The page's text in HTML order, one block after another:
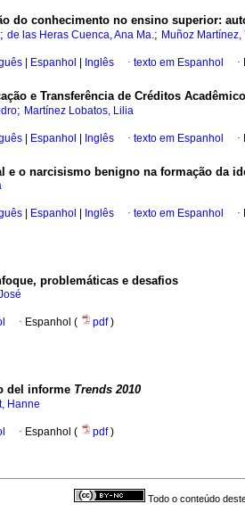
do conhecimento no ensino superior:
; de las Heras Cuenca, Ana Ma.; Muñoz Martínez,
Espanhol Inglês · texto em Espanhol ·
e Transferência de Créditos
; Martínez Lobatos, Lilia
Espanhol Inglês · texto em Espanhol ·
e o narcisismo benigno na formação da
Espanhol Inglês · texto em Espanhol ·
problemáticas e desafios
· Espanhol ( pdf)
del informe Trends 2010
Hanne
· Espanhol ( pdf)
Todo o conteúdo